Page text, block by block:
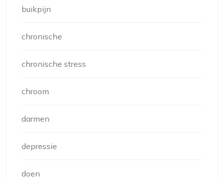
buikpijn
chronische
chronische stress
chroom
darmen
depressie
doen